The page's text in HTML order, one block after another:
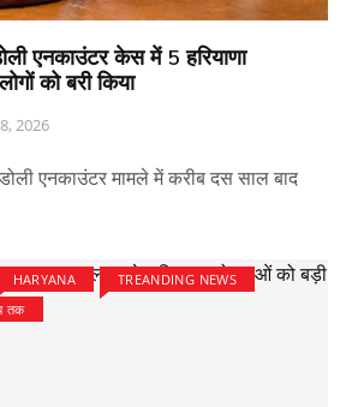
एनकाउंटर केस में 5 हरियाणा
को बरी किया
2026
एनकाउंटर मामले में करीब दस साल बाद
HARYANA
TREANDING NEWS
तक